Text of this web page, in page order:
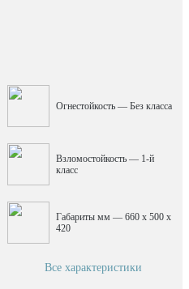
Огнестойкость — Без класса
Взломостойкость — 1-й
класс
Габариты мм — 660 x 500 x
420
Все характеристики